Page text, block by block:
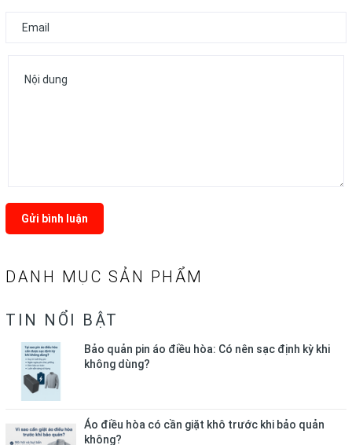
DANH MỤC SẢN PHẨM
TIN NỔI BẬT
Bảo quản pin áo điều hòa: Có nên sạc định kỳ khi
không dùng?
Áo điều hòa có cần giặt khô trước khi bảo quản
không?
Gửi bình luận